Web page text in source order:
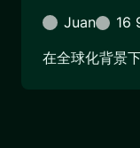
Juan
16
在全球化背景